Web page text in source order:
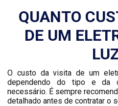
QUANTO
DE UM
O custo da visita de um
dependendo do tipo e da
necessário. É sempre
detalhado antes de contratar o